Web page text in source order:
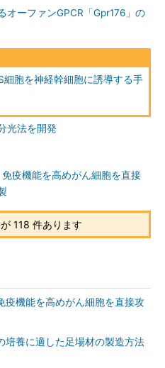
オーファンGPCR「Gpr176」の
細胞を神経幹細胞に誘導する手
光法を開発
疫機能を高めがん細胞を直接
118 件あります
疫機能を高めがん細胞を直接攻
培養に適した足場材の製造方法